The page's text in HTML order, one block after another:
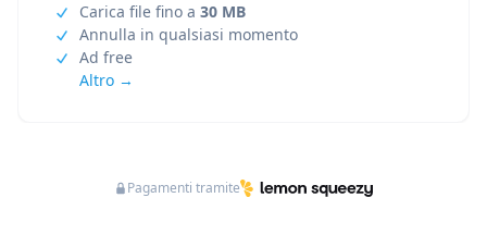
Carica file fino a 30 MB
Annulla in qualsiasi momento
Ad free
Altro →
Pagamenti tramite